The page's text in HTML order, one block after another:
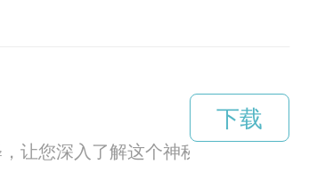
让您深入了解这个神秘而迷人的现象
下载